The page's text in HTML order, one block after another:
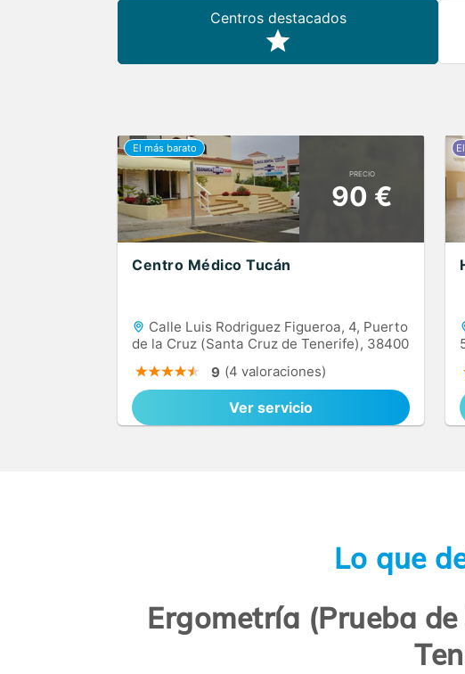
Centros destacados
PRECIO
90 €
Centro Médico Tucán
Calle Luis Rodriguez Figueroa, 4, Puerto
de la Cruz (Santa Cruz de Tenerife), 38400
9 (4 valoraciones)
Ver servicio
Lo que
Ergometría (Prueba